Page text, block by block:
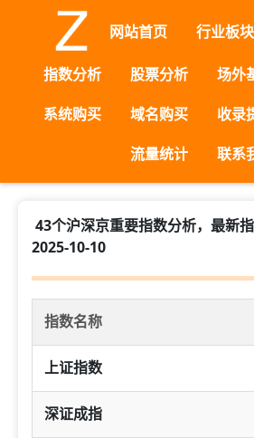
网站首页 行业板块
指数分析 股票分析 场外
系统购买
域名购买 收录
流量统计
联系
43个沪深京重要指数分析，最新指
2025-10-10
指数名称
上证指数
深证成指